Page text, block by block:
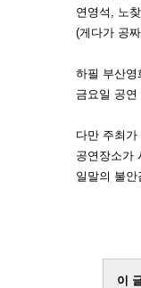
연영석, 노
(게다가 공
하필 부산영
금요일 공
다만 주최
공연장소가
일말의 불안
이